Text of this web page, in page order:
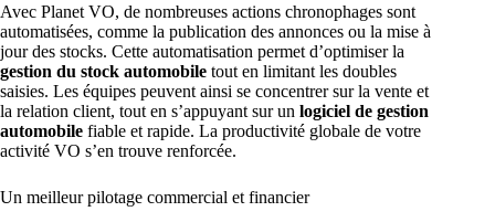
Avec Planet VO, de nombreuses actions chronophages sont
automatisées, comme la publication des annonces ou la mise à
jour des stocks. Cette automatisation permet d’optimiser la
gestion du stock automobile tout en limitant les doubles
saisies. Les équipes peuvent ainsi se concentrer sur la vente et
la relation client, tout en s’appuyant sur un logiciel de gestion
automobile fiable et rapide. La productivité globale de votre
activité VO s’en trouve renforcée.
Un meilleur pilotage commercial et financier